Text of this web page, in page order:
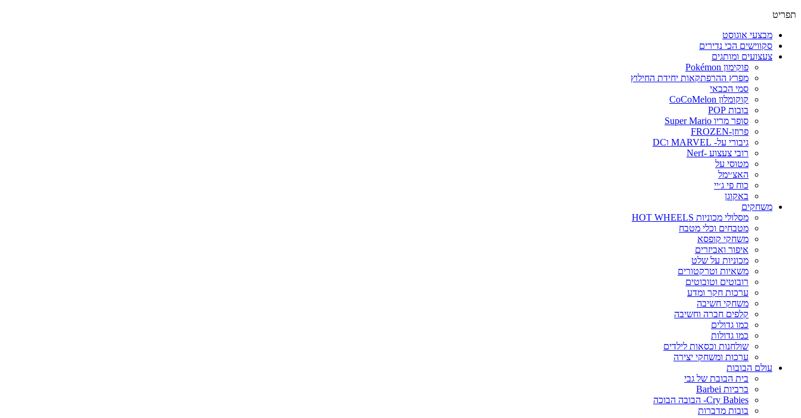
תפריט
מבצעי אוגוסט
סקווישים הכי נדירים
צעצועים ומותגים
פוקימון Pokémon
מפרץ ההרפתקאות יחידת החילוץ
סמי הכבאי
קוקומלון CoCoMelon
בובות POP
סופר מריו Super Mario
פרוזן-FROZEN
גיבורי על- MARVEL וDC
רובי צעצוע -Nerf
מטוסי על
האצ׳ימל
כוח פי ג׳יי
באקוגן
משחקים
מסלולי מכוניות HOT WHEELS
מטבחים וכלי מטבח
משחקי קופסא
איפור ואביזרים
מכוניות על שלט
משאיות וטרקטורים
רובוטים וטובוטים
ערכות חקר ומדע
משחקי חשיבה
קלפים חברה וחשיבה
כמו גדולים
כמו גדולות
שולחנות וכסאות לילדים
ערכות ומשחקי יצירה
עולם הבובות
בית הבובת של גבי
ברביות Barbei
Cry Babies- הבובה הבוכה
בובות מדברות